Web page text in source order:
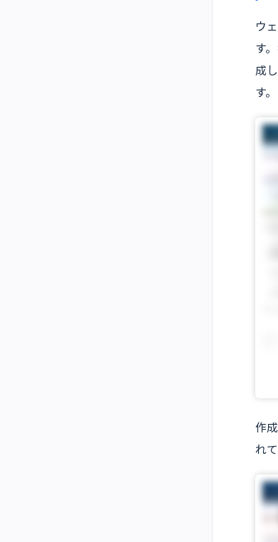
ウ
す
成
す。
作
れ